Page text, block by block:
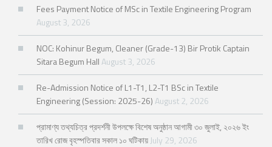
Fees Payment Notice of MSc in Textile Engineering Program
August 3, 2026
NOC: Kohinur Begum, Cleaner (Grade-13) Bir Protik Captain
Sitara Begum HallAugust 3, 2026
Re-Admission Notice of L1-T1, L2-T1 BSc in Textile
Engineering (Session: 2025-26)August 2, 2026
প্রামাণ্য তথ্যচিত্র প্রদর্শনী উপলক্ষে বিশেষ অনুষ্ঠান আগামী ৩০ জুলাই, ২০২৬ ইং
তারিখ রোজ বৃহস্পতিবার সকাল ১০ ঘটিকায় July 29, 2026